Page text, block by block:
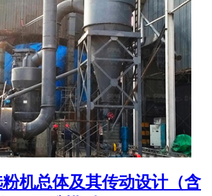
机总体及其传动设计（含